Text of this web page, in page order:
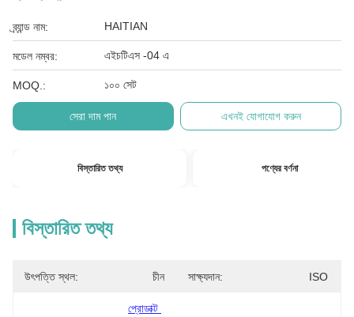
ব্র্যান্ড নাম: HAITIAN
মডেল নম্বর: এইচটিএস -04 এ
MOQ.: ১০০ সেট
সেরা দাম পান এখনই যোগাযোগ করুন
বিস্তারিত তথ্য পণ্যের বর্ণনা
বিস্তারিত তথ্য
উৎপত্তি স্থল: চীন সাক্ষ্যদান: ISO
প্রোডাক্ট